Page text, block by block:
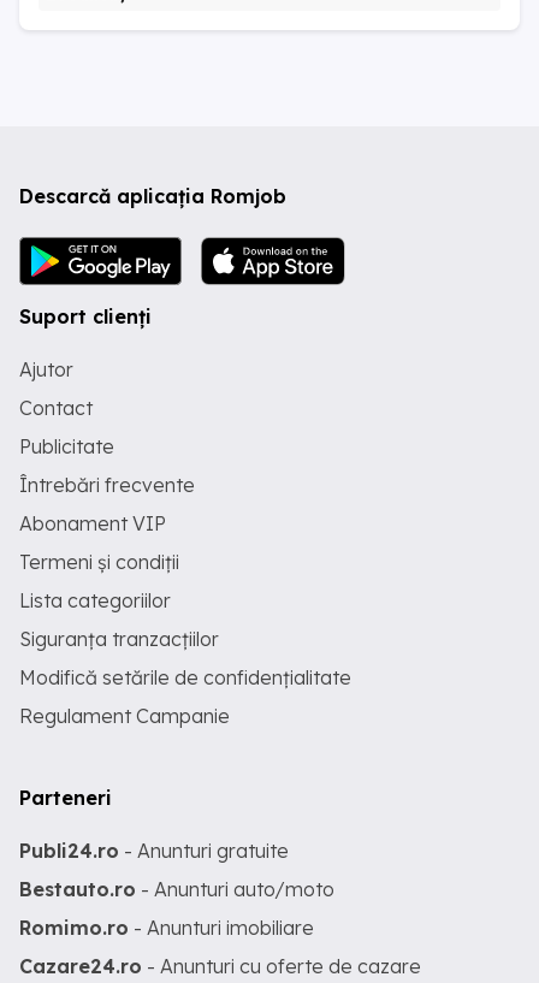
Descarcă aplicația Romjob
Suport clienți
Ajutor
Contact
Publicitate
Întrebări frecvente
Abonament VIP
Termeni și condiții
Lista categoriilor
Siguranța tranzacțiilor
Modifică setările de confidențialitate
Regulament Campanie
Parteneri
Publi24.ro - Anunturi gratuite
Bestauto.ro - Anunturi auto/moto
Romimo.ro - Anunturi imobiliare
Cazare24.ro - Anunturi cu oferte de cazare